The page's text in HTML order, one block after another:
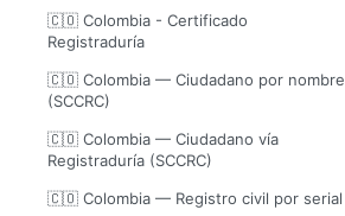
🇨🇴 Colombia - Certificado
Registraduría
🇨🇴 Colombia — Ciudadano por nombre
(SCCRC)
🇨🇴 Colombia — Ciudadano vía
Registraduría (SCCRC)
🇨🇴 Colombia — Registro civil por serial